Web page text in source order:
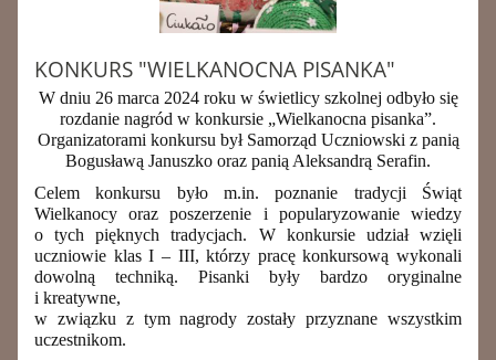
KONKURS "WIELKANOCNA PISANKA"
W dniu 26 marca 2024 roku w świetlicy szkolnej odbyło się
rozdanie nagród w konkursie „Wielkanocna pisanka”.
Organizatorami konkursu był Samorząd Uczniowski z panią
Bogusławą Januszko oraz panią Aleksandrą Serafin.
Celem konkursu było m.in. poznanie tradycji Świąt
Wielkanocy oraz poszerzenie i popularyzowanie wiedzy
o tych pięknych tradycjach. W konkursie udział wzięli
uczniowie klas I – III, którzy pracę konkursową wykonali
dowolną techniką. Pisanki były bardzo oryginalne
i kreatywne,
w związku z tym nagrody zostały przyznane wszystkim
uczestnikom.